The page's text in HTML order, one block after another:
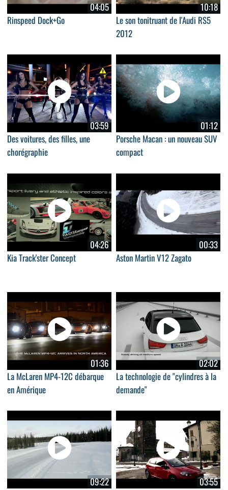
04:05
Rinspeed Dock+Go
10:18
Le son tonitruant de l'Audi RS5
2012
03:59
Des voitures, des filles, une
chorégraphie
01:12
Porsche Macan : un nouveau SUV
compact
04:26
Kia Track'ster Concept
00:33
Aston Martin V12 Zagato
01:36
La McLaren MP4-12C débarque
en Amérique
02:02
La technologie de "cylindres à la
demande"
09:22
03:55